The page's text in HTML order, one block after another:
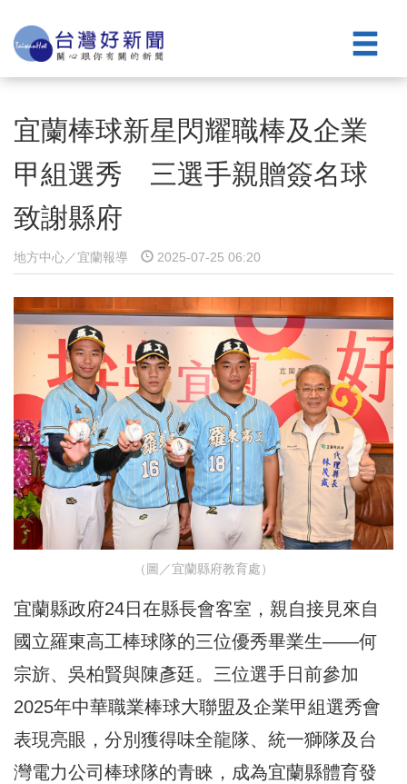
宜蘭棒球新星閃耀職棒及企業
甲組選秀 三選手親贈簽名球
致謝縣府
地方中心／宜蘭報導 2025-07-25 06:20
（圖／宜蘭縣府教育處）
宜蘭縣政府24日在縣長會客室，親自接見來自
國立羅東高工棒球隊的三位優秀畢業生——何
宗旂、吳柏賢與陳彥廷。三位選手日前參加
2025年中華職業棒球大聯盟及企業甲組選秀會
表現亮眼，分別獲得味全龍隊、統一獅隊及台
灣電力公司棒球隊的青睞，成為宜蘭縣體育發